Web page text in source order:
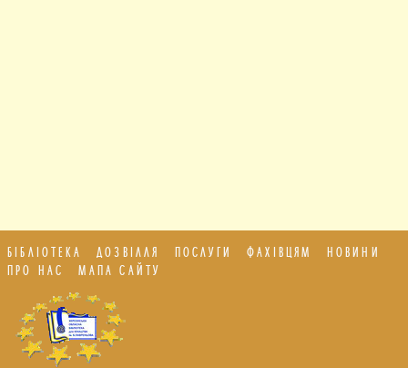
БІБЛІОТЕКА ДОЗВІЛЛЯ ПОСЛУГИ ФАХІВЦЯМ
НОВИНИ
ПРО НАС
МАПА САЙТУ